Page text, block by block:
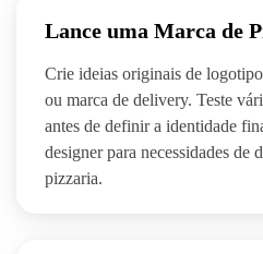
Lance uma Marca de
Crie ideias originais de
ou marca de delivery. Teste
antes de definir a identidade
designer para necessidades de
pizzaria.